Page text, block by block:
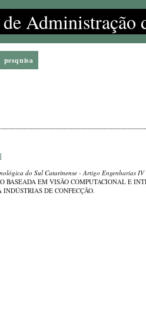
Administração
pesquisa
do Sul Catarinense - Artigo Engenharias IV
BASEADA EM VISÃO COMPUTACIONAL E
DE CONFECÇÃO.